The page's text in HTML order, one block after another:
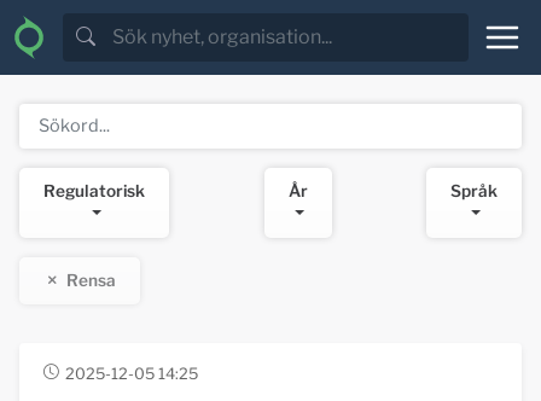
Regulatorisk År Språk
Rensa
2025-12-05 14:25